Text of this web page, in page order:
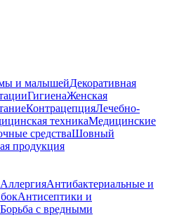
и малышейДекоративная
ГигиенаЖенская
КонтрацепцияЛечебно-
техникаМедицинские
средстваШовный
продукция
АллергияАнтибактериальные и
Антисептики и
Борьба с вредными